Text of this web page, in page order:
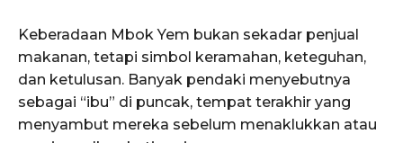
Keberadaan Mbok Yem bukan sekadar penjual
makanan, tetapi simbol keramahan, keteguhan,
dan ketulusan. Banyak pendaki menyebutnya
sebagai “ibu” di puncak, tempat terakhir yang
menyambut mereka sebelum menaklukkan atau